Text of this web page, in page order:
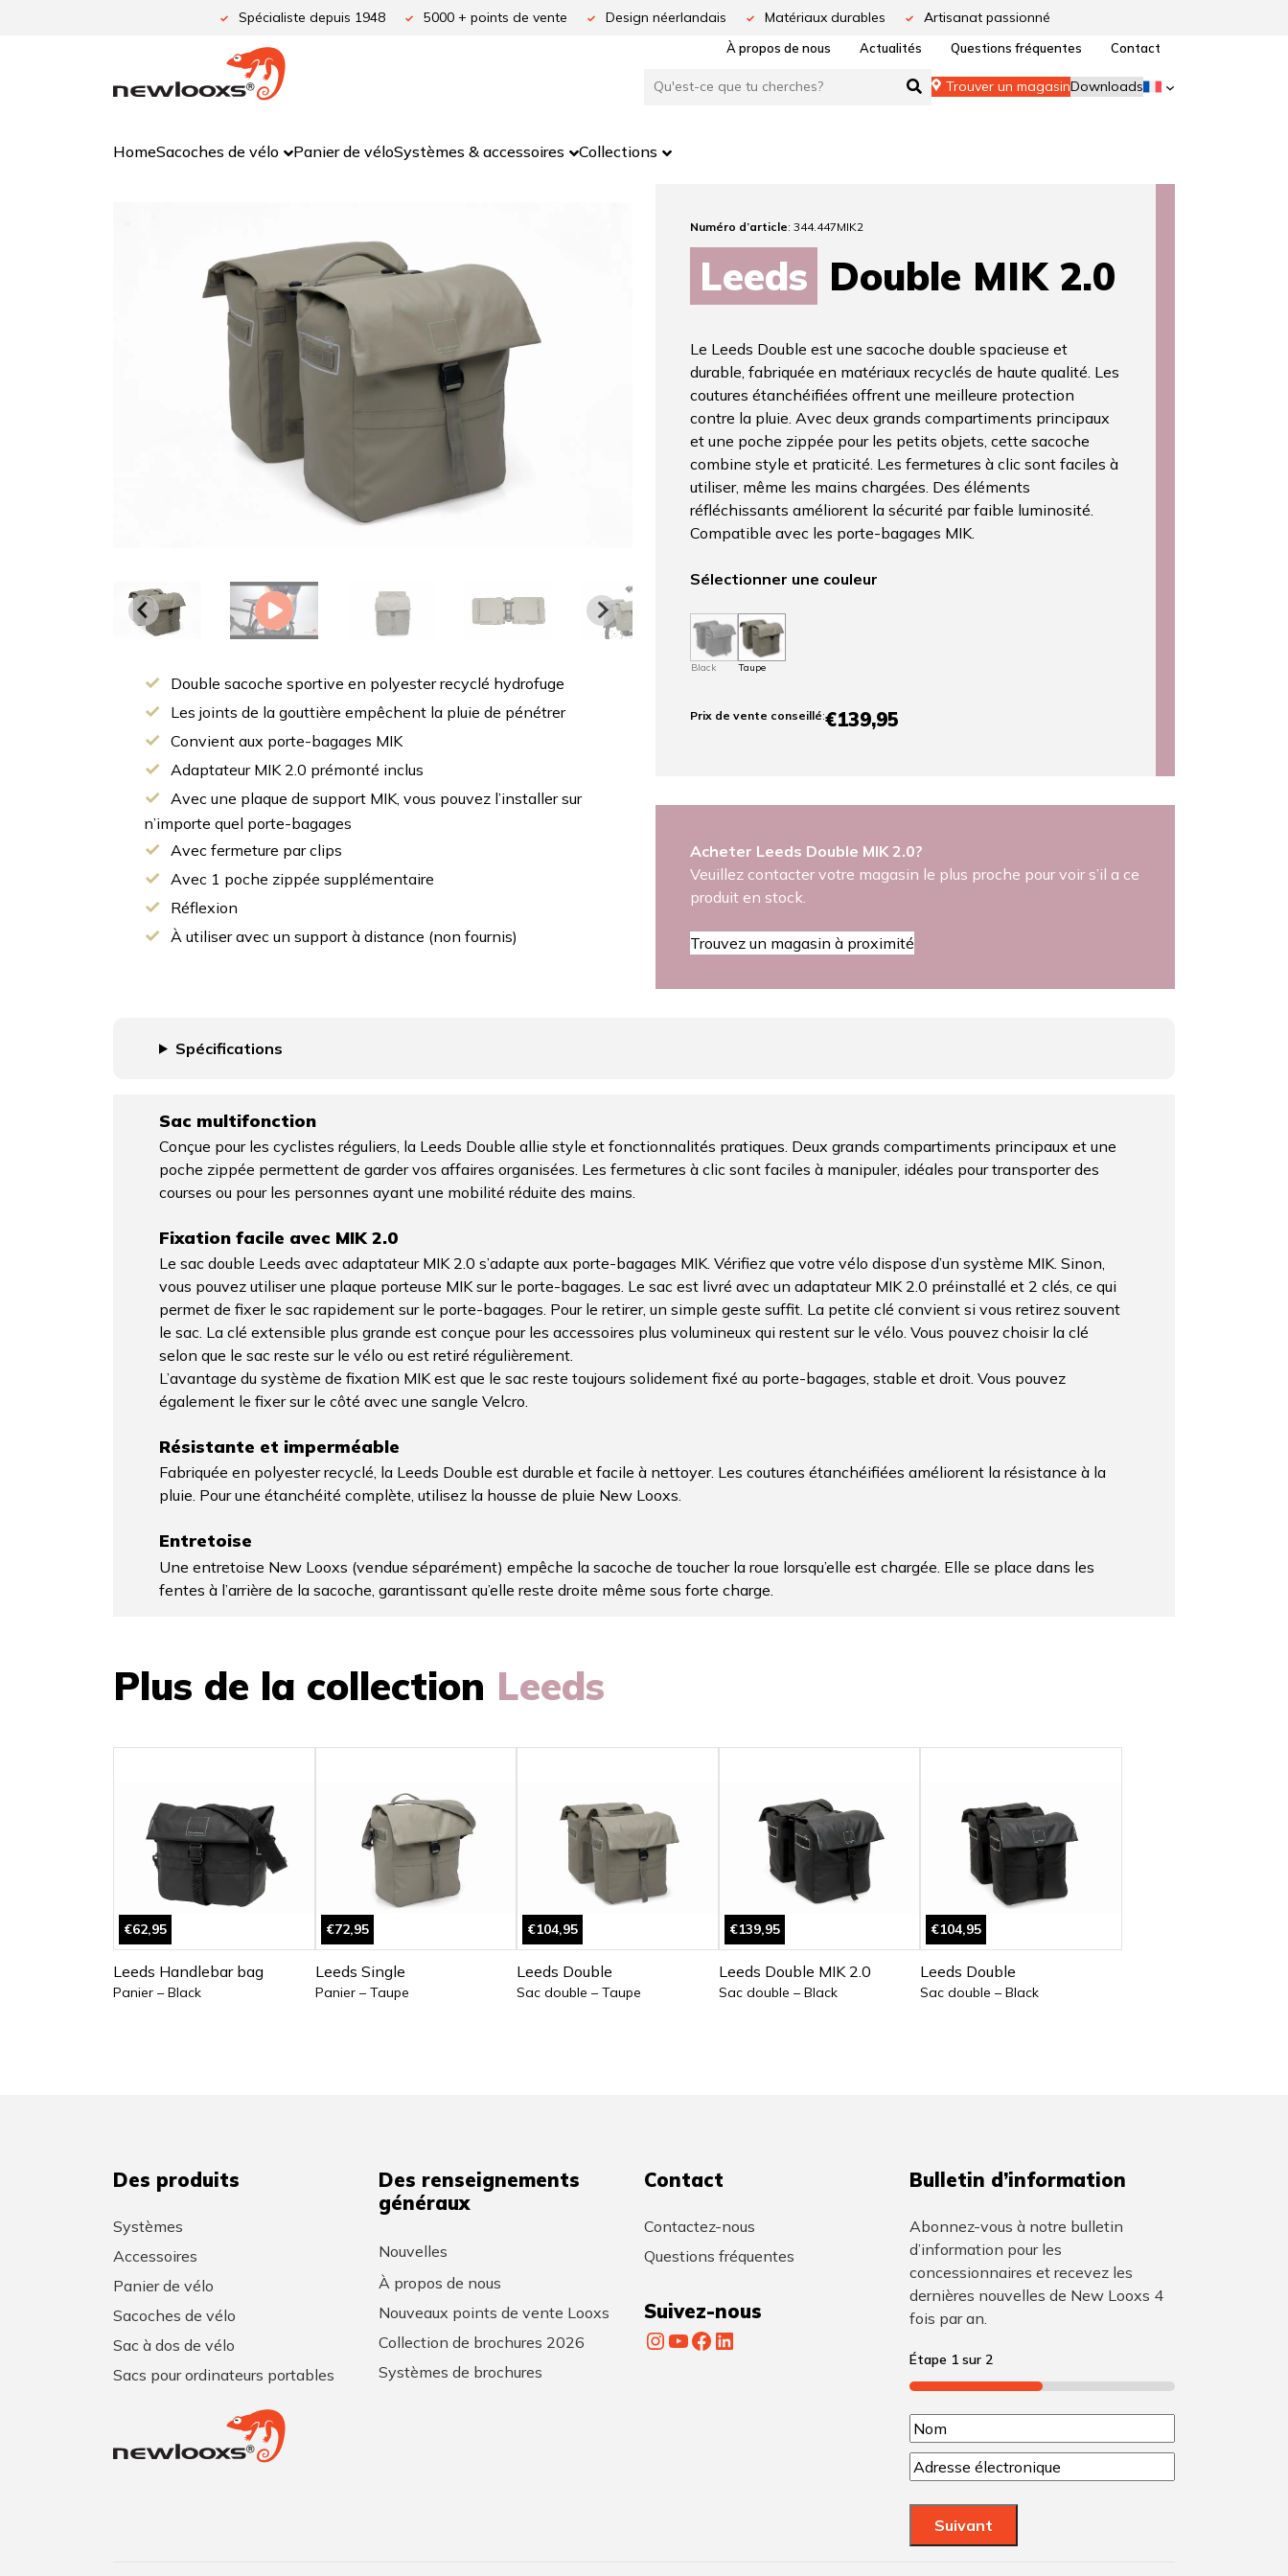
Spécialiste depuis 1948 5000 + points de vente Design néerlandais Matériaux durables Artisanat passionné
À propos de nous Actualités Questions fréquentes Contact
Trouver un magasinDownloads
HomeSacoches de vélo Panier de véloSystèmes & accessoires Collections
Double sacoche sportive en polyester recyclé hydrofuge
Les joints de la gouttière empêchent la pluie de pénétrer
Convient aux porte-bagages MIK
Adaptateur MIK 2.0 prémonté inclus
Avec une plaque de support MIK, vous pouvez l’installer sur
n’importe quel porte-bagages
Avec fermeture par clips
Avec 1 poche zippée supplémentaire
Réflexion
À utiliser avec un support à distance (non fournis)
Numéro d’article: 344.447MIK2
Leeds Double MIK 2.0
Le Leeds Double est une sacoche double spacieuse et
durable, fabriquée en matériaux recyclés de haute qualité. Les
coutures étanchéifiées offrent une meilleure protection
contre la pluie. Avec deux grands compartiments principaux
et une poche zippée pour les petits objets, cette sacoche
combine style et praticité. Les fermetures à clic sont faciles à
utiliser, même les mains chargées. Des éléments
réfléchissants améliorent la sécurité par faible luminosité.
Compatible avec les porte-bagages MIK.
Sélectionner une couleur
Black Taupe
Prix ​​de vente conseillé:€139,95
Acheter Leeds Double MIK 2.0?
Veuillez contacter votre magasin le plus proche pour voir s’il a ce
produit en stock.
Trouvez un magasin à proximité
Spécifications
Sac multifonction
Conçue pour les cyclistes réguliers, la Leeds Double allie style et fonctionnalités pratiques. Deux grands compartiments principaux et une
poche zippée permettent de garder vos affaires organisées. Les fermetures à clic sont faciles à manipuler, idéales pour transporter des
courses ou pour les personnes ayant une mobilité réduite des mains.
Fixation facile avec MIK 2.0
Le sac double Leeds avec adaptateur MIK 2.0 s’adapte aux porte-bagages MIK. Vérifiez que votre vélo dispose d’un système MIK. Sinon,
vous pouvez utiliser une plaque porteuse MIK sur le porte-bagages. Le sac est livré avec un adaptateur MIK 2.0 préinstallé et 2 clés, ce qui
permet de fixer le sac rapidement sur le porte-bagages. Pour le retirer, un simple geste suffit. La petite clé convient si vous retirez souvent
le sac. La clé extensible plus grande est conçue pour les accessoires plus volumineux qui restent sur le vélo. Vous pouvez choisir la clé
selon que le sac reste sur le vélo ou est retiré régulièrement.
L’avantage du système de fixation MIK est que le sac reste toujours solidement fixé au porte-bagages, stable et droit. Vous pouvez
également le fixer sur le côté avec une sangle Velcro.
Résistante et imperméable
Fabriquée en polyester recyclé, la Leeds Double est durable et facile à nettoyer. Les coutures étanchéifiées améliorent la résistance à la
pluie. Pour une étanchéité complète, utilisez la housse de pluie New Looxs.
Entretoise
Une entretoise New Looxs (vendue séparément) empêche la sacoche de toucher la roue lorsqu’elle est chargée. Elle se place dans les
fentes à l’arrière de la sacoche, garantissant qu’elle reste droite même sous forte charge.
Plus de la collection Leeds
€62,95
Leeds Handlebar bag
Panier – Black
€72,95
Leeds Single
Panier – Taupe
€104,95
Leeds Double
Sac double – Taupe
€139,95
Leeds Double MIK 2.0
Sac double – Black
€104,95
Leeds Double
Sac double – Black
Des produits
Systèmes
Accessoires
Panier de vélo
Sacoches de vélo
Sac à dos de vélo
Sacs pour ordinateurs portables
Des renseignements
généraux
Nouvelles
À propos de nous
Nouveaux points de vente Looxs
Collection de brochures 2026
Systèmes de brochures
Contact
Contactez-nous
Questions fréquentes
Suivez-nous
InstagramYouTube Facebook LinkedIn
Bulletin d’information
Abonnez-vous à notre bulletin
d’information pour les
concessionnaires et recevez les
dernières nouvelles de New Looxs 4
fois par an.
Étape 1 sur 2
50%
N
o
m
N
o
C
o
u
Suivant